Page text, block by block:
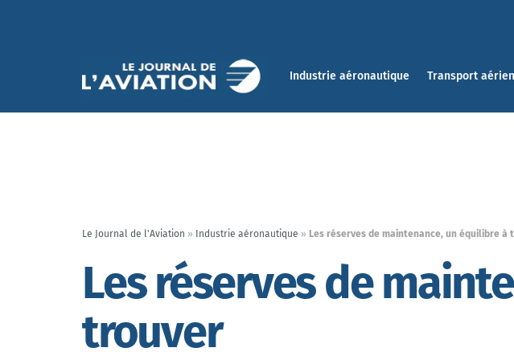
Industrie aéronautique Transport aérien
Le Journal de l'Aviation » Industrie aéronautique » Les réserves de maintenance, un équilibre à
Les réserves de
trouver